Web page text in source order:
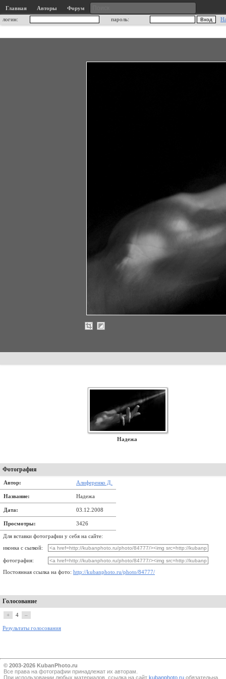
Главная Авторы
Форум
логин:
пароль:
Надежа
Фотография
Автор: Алиференко Д.
Название: Надежа
Дата: 03.12.2008
Просмотры: 3426
Для вставки фотографии у себя на сайте:
иконка с сылкой:
фотография:
Постоянная ссылка на фото: http://kubanphoto.ru/photo/84777/
Голосование
+ 4 –
Результаты голосования
© 2003-2026 KubanPhoto.ru
Все прaва на фотографии принадлежат их авторам.
При использовании любых материалов, ссылка на сайт kubanphoto.ru обязательна.